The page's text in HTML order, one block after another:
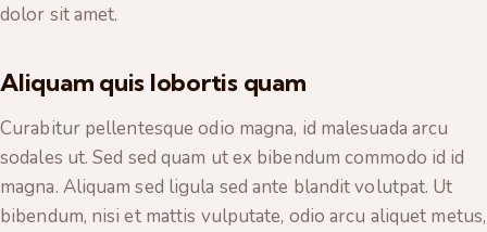
dolor sit amet.
Aliquam quis lobortis quam
Curabitur pellentesque odio magna, id malesuada arcu
sodales ut. Sed sed quam ut ex bibendum commodo id id
magna. Aliquam sed ligula sed ante blandit volutpat. Ut
bibendum, nisi et mattis vulputate, odio arcu aliquet metus,